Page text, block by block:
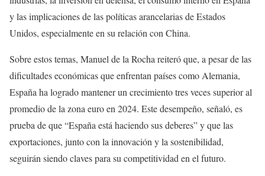
y las implicaciones de las políticas arancelarias de Estados
Unidos, especialmente en su relación con China.
Sobre estos temas, Manuel de la Rocha reiteró que, a pesar de las
dificultades económicas que enfrentan países como Alemania,
España ha logrado mantener un crecimiento tres veces superior al
promedio de la zona euro en 2024. Este desempeño, señaló, es
prueba de que “España está haciendo sus deberes” y que las
exportaciones, junto con la innovación y la sostenibilidad,
seguirán siendo claves para su competitividad en el futuro.